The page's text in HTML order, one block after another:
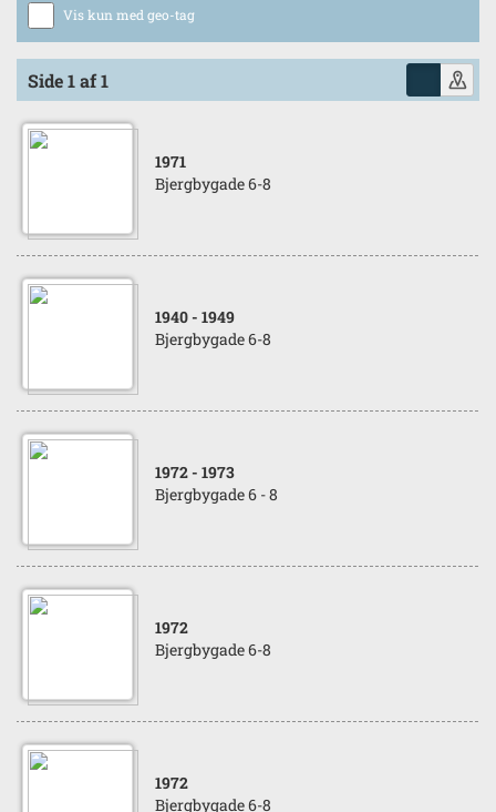
Vis kun med geo-tag
Side 1 af 1
1971
Bjergbygade 6-8
1940 - 1949
Bjergbygade 6-8
1972 - 1973
Bjergbygade 6 - 8
1972
Bjergbygade 6-8
1972
Bjergbygade 6-8